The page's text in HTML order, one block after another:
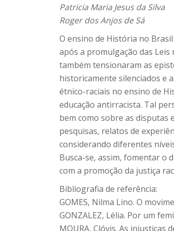
Patricia Maria Jesus da Silva
Roger dos Anjos de Sá
O ensino de História no
após a promulgação das Leis
também tensionaram as
historicamente silenciados e
étnico-raciais no ensino de
educação antirracista. Tal
bem como sobre as disputas
pesquisas, relatos de
considerando diferentes
Busca-se, assim, fomentar o
com a promoção da justiça
Bibliografia de referência:
GOMES, Nilma Lino. O
GONZALEZ, Lélia. Por um
MOURA, Clóvis. As injustiças